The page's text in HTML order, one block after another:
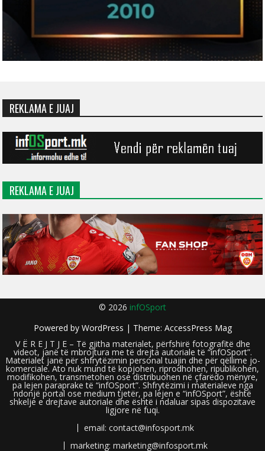
REKLAMA E JUAJ
REKLAMA E JUAJ
© 2026 infOSport
Powered by WordPress | Theme: AccessPress Mag
V Ë R E J T J E – Të gjitha materialet, përfshirë fotografitë dhe
videot, janë të mbrojtura me të drejta autoriale të “infOSport”.
Materialet janë për shfrytëzimin personal tuajin dhe për qëllime jo-
komerciale. Ato nuk mund të kopjohen, riprodhohen, ripublikohen,
modifikohen, transmetohen ose distribuohen në çfarëdo mënyre,
pa lejen paraprake të “infOSport”. Shfrytëzimi i materialeve nga
ndonjë portal ose medium tjetër, pa lejen e “infOSport”, është
shkelje e drejtave autoriale dhe është i ndaluar sipas dispozitave
ligjore në fuqi.
email: contact@infosport.mk
marketing: marketing@infosport.mk